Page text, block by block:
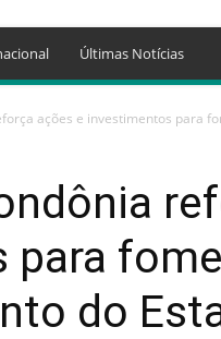
Últimas Notícias
ações e investimentos para
para
do